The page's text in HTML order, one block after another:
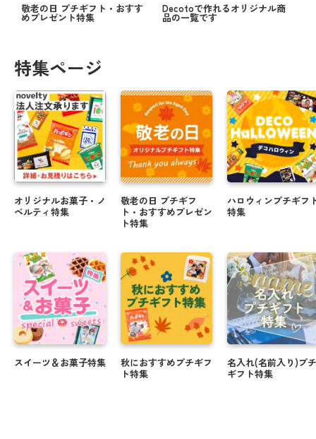
敬老の日 プチギフト・おすす
めプレゼント特集
Decotoで作れるオリジナル商
品の一覧です
特集ページ
オリジナルお菓子・ノ
ベルティ特集
スイーツ＆お菓子特集
敬老の日 プチギフ
ト・おすすめプレゼン
ト特集
秋におすすめプチギフ
ト特集
ハロウィンプチギフ
特集
名入れ(名前入り)プチ
ギフト特集